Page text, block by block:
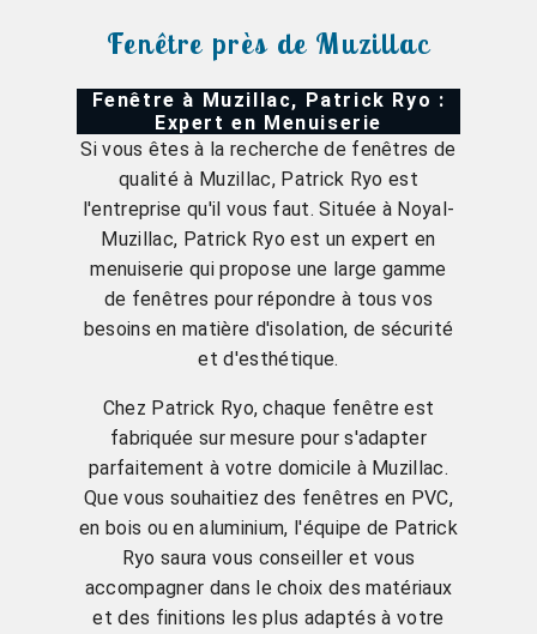
Fenêtre près de Muzillac
Fenêtre à Muzillac, Patrick Ryo :
Expert en Menuiserie
Si vous êtes à la recherche de fenêtres de
qualité à Muzillac, Patrick Ryo est
l'entreprise qu'il vous faut. Située à Noyal-
Muzillac, Patrick Ryo est un expert en
menuiserie qui propose une large gamme
de fenêtres pour répondre à tous vos
besoins en matière d'isolation, de sécurité
et d'esthétique.
Chez Patrick Ryo, chaque fenêtre est
fabriquée sur mesure pour s'adapter
parfaitement à votre domicile à Muzillac.
Que vous souhaitiez des fenêtres en PVC,
en bois ou en aluminium, l'équipe de Patrick
Ryo saura vous conseiller et vous
accompagner dans le choix des matériaux
et des finitions les plus adaptés à votre